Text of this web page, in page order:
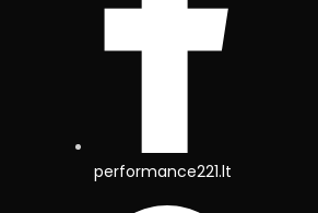
performance221.lt